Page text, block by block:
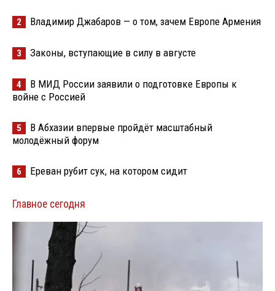
2 Владимир Джабаров — о том, зачем Европе Армения
3 Законы, вступающие в силу в августе
4
В МИД России заявили о подготовке Европы к
войне с Россией
5
В Абхазии впервые пройдёт масштабный
молодёжный форум
6 Ереван рубит сук, на котором сидит
Главное сегодня